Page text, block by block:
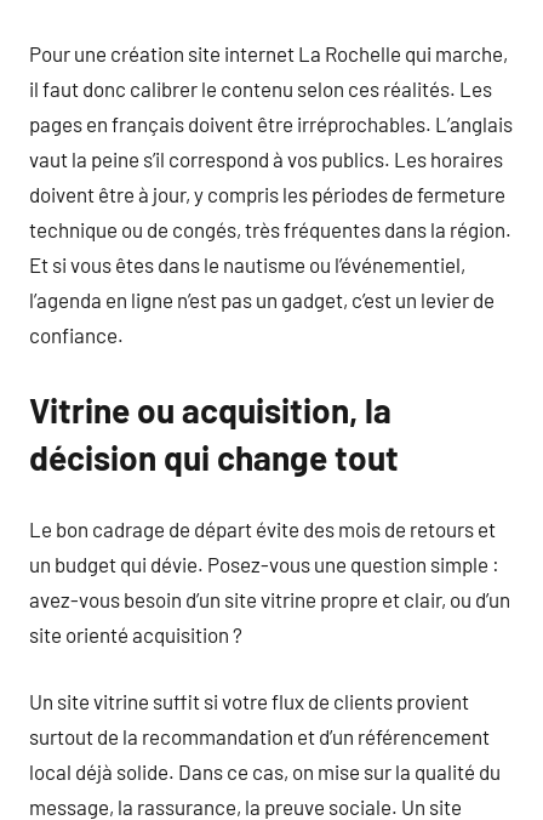
Pour une création site internet La Rochelle qui marche,
il faut donc calibrer le contenu selon ces réalités. Les
pages en français doivent être irréprochables. L’anglais
vaut la peine s’il correspond à vos publics. Les horaires
doivent être à jour, y compris les périodes de fermeture
technique ou de congés, très fréquentes dans la région.
Et si vous êtes dans le nautisme ou l’événementiel,
l’agenda en ligne n’est pas un gadget, c’est un levier de
confiance.
Vitrine ou acquisition, la
décision qui change tout
Le bon cadrage de départ évite des mois de retours et
un budget qui dévie. Posez-vous une question simple :
avez-vous besoin d’un site vitrine propre et clair, ou d’un
site orienté acquisition ?
Un site vitrine suffit si votre flux de clients provient
surtout de la recommandation et d’un référencement
local déjà solide. Dans ce cas, on mise sur la qualité du
message, la rassurance, la preuve sociale. Un site